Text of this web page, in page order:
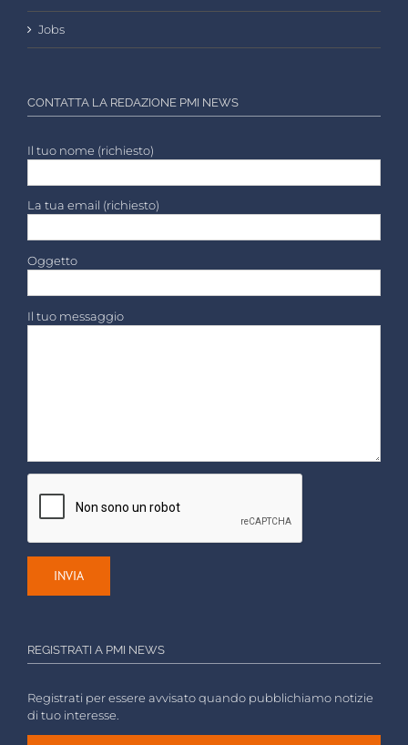
Jobs
CONTATTA LA REDAZIONE PMI NEWS
Il tuo nome (richiesto)
La tua email (richiesto)
Oggetto
Il tuo messaggio
REGISTRATI A PMI NEWS
Registrati per essere avvisato quando pubblichiamo notizie
di tuo interesse.